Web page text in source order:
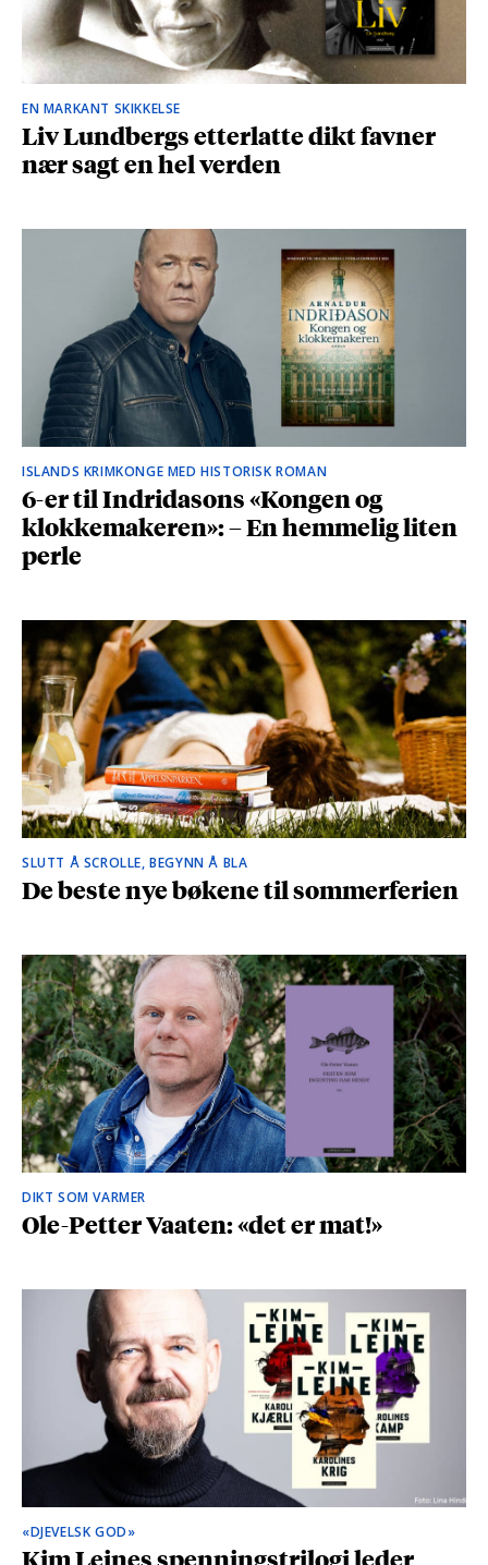
EN MARKANT SKIKKELSE
Liv Lundbergs etterlatte dikt favner
nær sagt en hel verden
ISLANDS KRIMKONGE MED HISTORISK ROMAN
6-er til Indridasons «Kongen og
klokkemakeren»: – En hemmelig liten
perle
SLUTT Å SCROLLE, BEGYNN Å BLA
De beste nye bøkene til sommerferien
DIKT SOM VARMER
Ole-Petter Vaaten: «det er mat!»
«DJEVELSK GOD»
Kim Leines spenningstrilogi leder